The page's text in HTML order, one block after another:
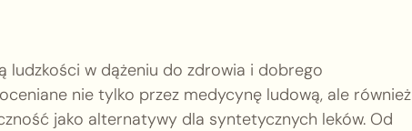
ludzkości w dążeniu do zdrowia i dobrego
nie tylko przez medycynę ludową, ale również
jako alternatywy dla syntetycznych leków. Od